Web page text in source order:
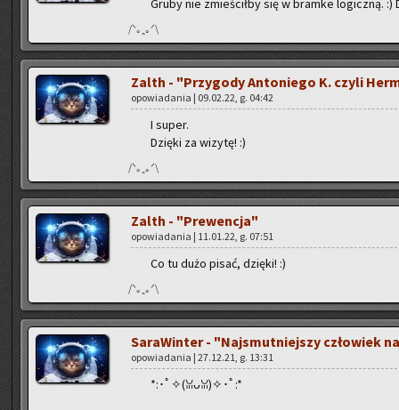
/ᐠ｡ꞈ｡ᐟ\
Zalth - "Przy­go­dy An­to­nie­go K. czyli
opo­wia­da­nia | 09.02.22, g. 04:42
I super.
Dzię­ki za wi­zy­tę! :)
/ᐠ｡ꞈ｡ᐟ\
Zalth - "Pre­wen­cja"
opo­wia­da­nia | 11.01.22, g. 07:51
Co tu dużo pisać, dzię­ki! :)
/ᐠ｡ꞈ｡ᐟ\
Sa­ra­Win­ter - "Naj­smut­niej­szy czło­wiek
opo­wia­da­nia | 27.12.21, g. 13:31
*:･ﾟ✧(ꈍᴗꈍ)✧･ﾟ:*